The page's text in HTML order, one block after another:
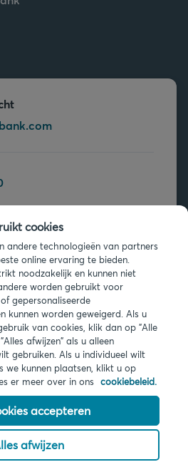
bijkantoor van Arkéa Direct Bank NV
Arkéa
cookies
andere technologieën van partners
online ervaring te bieden.
noodzakelijk en kunnen niet
worden gebruikt voor
gepersonaliseerde
kunnen worden geweigerd. Als u
van cookies, klik dan op "Alle
afwijzen" als u alleen
gebruiken. Als u individueel wilt
we kunnen plaatsen, klikt u op
er meer over in ons cookiebeleid.
accepteren
afwijzen